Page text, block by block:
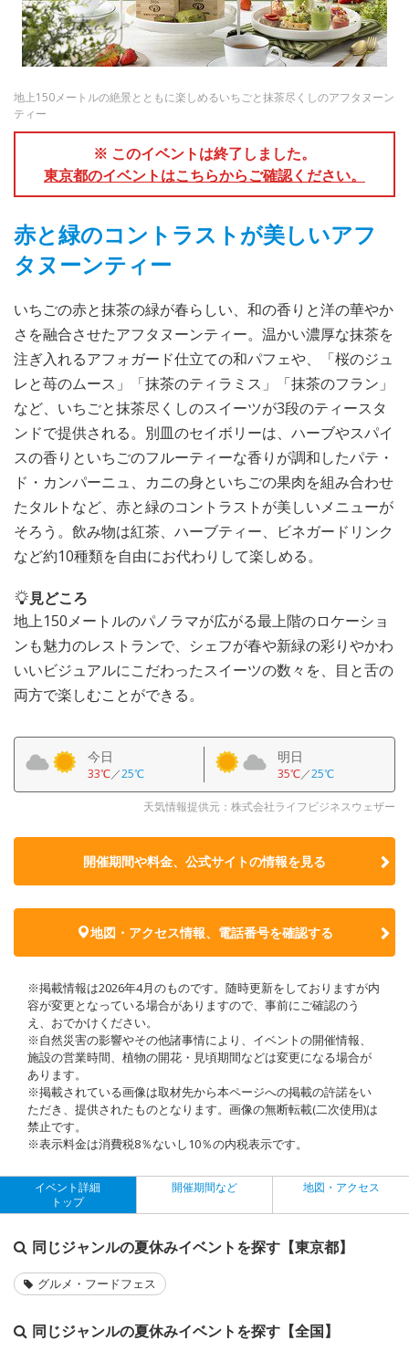
地上150メートルの絶景とともに楽しめるいちごと抹茶尽くしのアフタヌーン
ティー
※ このイベントは終了しました。
東京都のイベントはこちらからご確認ください。
赤と緑のコントラストが美しいアフ
タヌーンティー
いちごの赤と抹茶の緑が春らしい、和の香りと洋の華やか
さを融合させたアフタヌーンティー。温かい濃厚な抹茶を
注ぎ入れるアフォガード仕立ての和パフェや、「桜のジュ
レと苺のムース」「抹茶のティラミス」「抹茶のフラン」
など、いちごと抹茶尽くしのスイーツが3段のティースタ
ンドで提供される。別皿のセイボリーは、ハーブやスパイ
スの香りといちごのフルーティーな香りが調和したパテ・
ド・カンパーニュ、カニの身といちごの果肉を組み合わせ
たタルトなど、赤と緑のコントラストが美しいメニューが
そろう。飲み物は紅茶、ハーブティー、ビネガードリンク
など約10種類を自由にお代わりして楽しめる。
見どころ
地上150メートルのパノラマが広がる最上階のロケーショ
ンも魅力のレストランで、シェフが春や新緑の彩りやかわ
いいビジュアルにこだわったスイーツの数々を、目と舌の
両方で楽しむことができる。
今日
33℃／25℃
明日
35℃／25℃
天気情報提供元：株式会社ライフビジネスウェザー
開催期間や料金、公式サイトの情報を見る
地図・アクセス情報、電話番号を確認する
※掲載情報は2026年4月のものです。随時更新をしておりますが内
容が変更となっている場合がありますので、事前にご確認のう
え、おでかけください。
※自然災害の影響やその他諸事情により、イベントの開催情報、
施設の営業時間、植物の開花・見頃期間などは変更になる場合が
あります。
※掲載されている画像は取材先から本ページへの掲載の許諾をい
ただき、提供されたものとなります。画像の無断転載(二次使用)は
禁止です。
※表示料金は消費税8％ないし10％の内税表示です。
イベント詳細
トップ
開催期間など 地図・アクセス
同じジャンルの夏休みイベントを探す【東京都】
グルメ・フードフェス
同じジャンルの夏休みイベントを探す【全国】